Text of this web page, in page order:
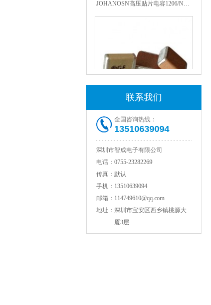
NPO高压陶瓷电容1812 2KV 330PF 5%精度
联系我们
全国咨询热线：
13510639094
深圳市智成电子有限公司
电话： 0755-23282269
传真： 默认
手机： 13510639094
邮箱： 114749610@qq.com
地址： 深圳市宝安区西乡镇桃源大
厦3层